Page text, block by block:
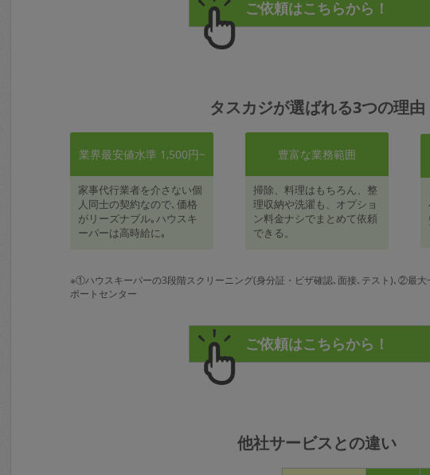
タスカジが選ばれる3つの理由
業界最安値水準 1,500円~
家事代行業者を介さない個
人同士の契約なので､価格
がリーズナブル｡ハウスキ
ーパーは高時給に｡
豊富な業務範囲
掃除、料理はもちろん、整
理収納や洗濯も、オプショ
ン料金ナシでまとめて依頼
できる。
※①ハウスキーパーの3段階スクリーニング(身分証・ビザ確認､面接､テスト)､②最
ポートセンター
他社サービスとの違い